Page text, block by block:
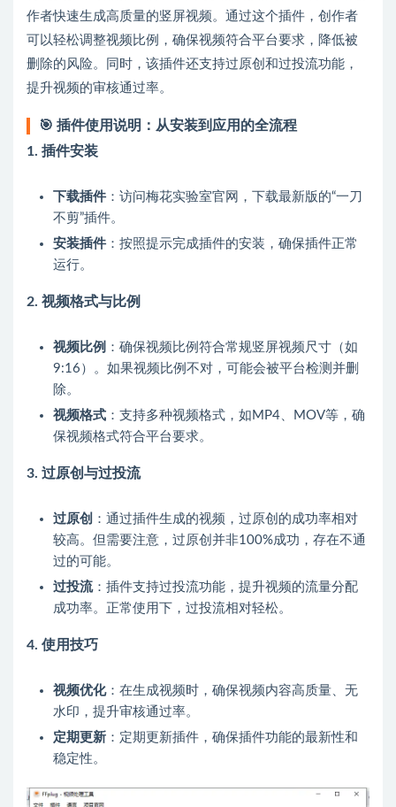
作者快速生成高质量的竖屏视频。通过这个插件，创作者
可以轻松调整视频比例，确保视频符合平台要求，降低被
删除的风险。同时，该插件还支持过原创和过投流功能，
提升视频的审核通过率。
🎯 插件使用说明：从安装到应用的全流程
1. 插件安装
下载插件 ：访问梅花实验室官网，下载最新版的“一刀
不剪”插件。
安装插件 ：按照提示完成插件的安装，确保插件正常
运行。
2. 视频格式与比例
视频比例 ：确保视频比例符合常规竖屏视频尺寸（如
9:16）。如果视频比例不对，可能会被平台检测并删
除。
视频格式 ：支持多种视频格式，如MP4、MOV等，确
保视频格式符合平台要求。
3. 过原创与过投流
过原创 ：通过插件生成的视频，过原创的成功率相对
较高。但需要注意，过原创并非100%成功，存在不通
过的可能。
过投流：插件支持过投流功能，提升视频的流量分配
成功率。正常使用下，过投流相对轻松。
4. 使用技巧
视频优化：在生成视频时，确保视频内容高质量、无
水印，提升审核通过率。
定期更新 ：定期更新插件，确保插件功能的最新性和
稳定性。